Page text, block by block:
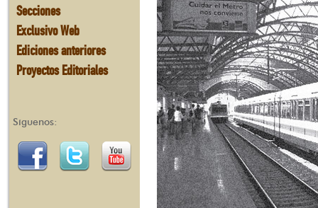
Secciones
Exclusivo Web
Ediciones anteriores
Proyectos Editoriales
Síguenos: